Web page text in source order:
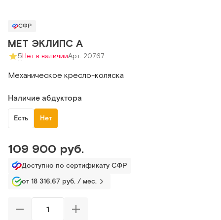
СФР
MET ЭКЛИПС А
5Нет в наличииАрт. 20767
Механическое кресло-коляска
Наличие абдуктора
Есть Нет
109 900 руб.
Доступно по сертификату СФР
от 18 316.67 руб. / мес.